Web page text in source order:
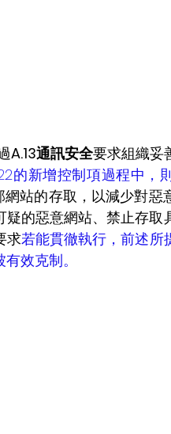
A.13通訊安全要求組織妥
的新增控制項過程中，
站的存取，以減少對惡
的惡意網站、禁止存取
求若能貫徹執行，前述所
效克制。